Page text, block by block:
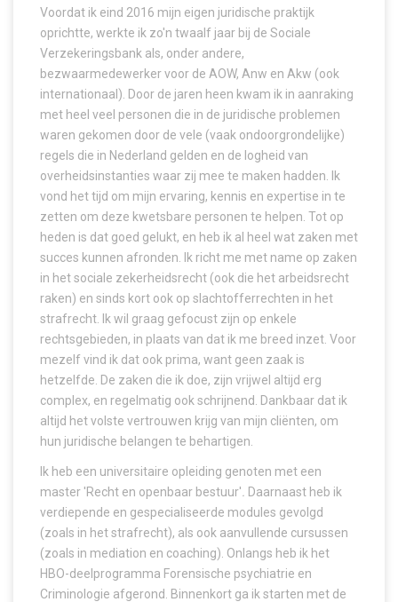
Voordat ik eind 2016 mijn eigen juridische praktijk
oprichtte, werkte ik zo'n twaalf jaar bij de Sociale
Verzekeringsbank als, onder andere,
bezwaarmedewerker voor de AOW, Anw en Akw (ook
internationaal). Door de jaren heen kwam ik in aanraking
met heel veel personen die in de juridische problemen
waren gekomen door de vele (vaak ondoorgrondelijke)
regels die in Nederland gelden en de logheid van
overheidsinstanties waar zij mee te maken hadden. Ik
vond het tijd om mijn ervaring, kennis en expertise in te
zetten om deze kwetsbare personen te helpen. Tot op
heden is dat goed gelukt, en heb ik al heel wat zaken met
succes kunnen afronden. Ik richt me met name op zaken
in het sociale zekerheidsrecht (ook die het arbeidsrecht
raken) en sinds kort ook op slachtofferrechten in het
strafrecht. Ik wil graag gefocust zijn op enkele
rechtsgebieden, in plaats van dat ik me breed inzet. Voor
mezelf vind ik dat ook prima, want geen zaak is
hetzelfde. De zaken die ik doe, zijn vrijwel altijd erg
complex, en regelmatig ook schrijnend. Dankbaar dat ik
altijd het volste vertrouwen krijg van mijn cliënten, om
hun juridische belangen te behartigen.
Ik heb een universitaire opleiding genoten met een
master 'Recht en openbaar bestuur'
Daarnaast heb ik
verdiepende en gespecialiseerde modules gevolgd
(zoals in het strafrecht), als ook aanvullende cursussen
(zoals in mediation en coaching). Onlangs heb ik het
HBO-deelprogramma Forensische psychiatrie en
Criminologie afgerond. Binnenkort ga ik starten met de